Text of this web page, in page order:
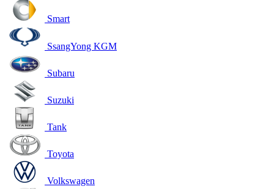
Smart
SsangYong KGM
Subaru
Suzuki
Tank
Toyota
Volkswagen